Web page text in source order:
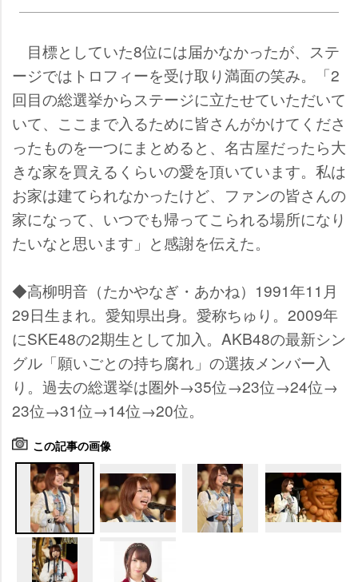
目標としていた8位には届かなかったが、ステ
ージではトロフィーを受け取り満面の笑み。「2
回目の総選挙からステージに立たせていただいて
いて、ここまで入るために皆さんがかけてくださ
ったものを一つにまとめると、名古屋だったら大
きな家を買えるくらいの愛を頂いています。私は
お家は建てられなかったけど、ファンの皆さんの
家になって、いつでも帰ってこられる場所になり
たいなと思います」と感謝を伝えた。
◆高柳明音（たかやなぎ・あかね）1991年11月
29日生まれ。愛知県出身。愛称ちゅり。2009年
にSKE48の2期生として加入。AKB48の最新シン
グル「願いごとの持ち腐れ」の選抜メンバー入
り。過去の総選挙は圏外→35位→23位→24位→
23位→31位→14位→20位。
この記事の画像